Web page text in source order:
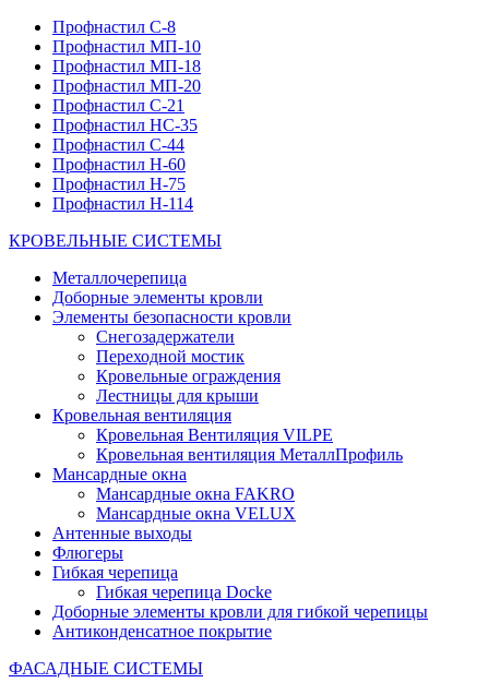
Профнастил С-8
Профнастил МП-10
Профнастил МП-18
Профнастил МП-20
Профнастил С-21
Профнастил НС-35
Профнастил С-44
Профнастил Н-60
Профнастил Н-75
Профнастил Н-114
КРОВЕЛЬНЫЕ СИСТЕМЫ
Металлочерепица
Доборные элементы кровли
Элементы безопасности кровли
Снегозадержатели
Переходной мостик
Кровельные ограждения
Лестницы для крыши
Кровельная вентиляция
Кровельная Вентиляция VILPE
Кровельная вентиляция МеталлПрофиль
Мансардные окна
Мансардные окна FAKRO
Мансардные окна VELUX
Антенные выходы
Флюгеры
Гибкая черепица
Гибкая черепица Docke
Доборные элементы кровли для гибкой черепицы
Антиконденсатное покрытие
ФАСАДНЫЕ СИСТЕМЫ